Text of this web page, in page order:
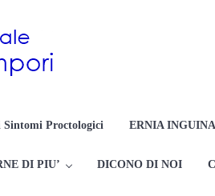
Sintomi Proctologici ERNIA
DI PIU’ DICONO DI NOI